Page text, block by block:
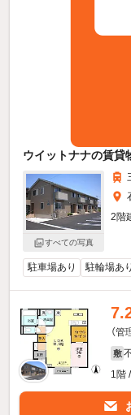
ウイットナナの賃貸
すべての写真
2階
駐車場あり 駐輪場あり
（管
敷
1階